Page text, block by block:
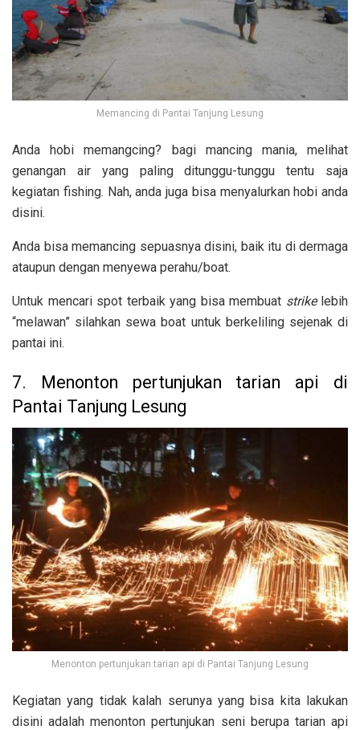
Memancing di Pantai Tanjung Lesung
Anda hobi memangcing? bagi mancing mania, melihat
genangan air yang paling ditunggu-tunggu tentu saja
kegiatan fishing. Nah, anda juga bisa menyalurkan hobi anda
disini.
Anda bisa memancing sepuasnya disini, baik itu di dermaga
ataupun dengan menyewa perahu/boat.
Untuk mencari spot terbaik yang bisa membuat strikelebih
“melawan” silahkan sewa boat untuk berkeliling sejenak di
pantai ini.
7. Menonton pertunjukan tarian api di
Pantai Tanjung Lesung
Menonton pertunjukan tarian api di Pantai Tanjung Lesung
Kegiatan yang tidak kalah serunya yang bisa kita lakukan
disini adalah menonton pertunjukan seni berupa tarian api